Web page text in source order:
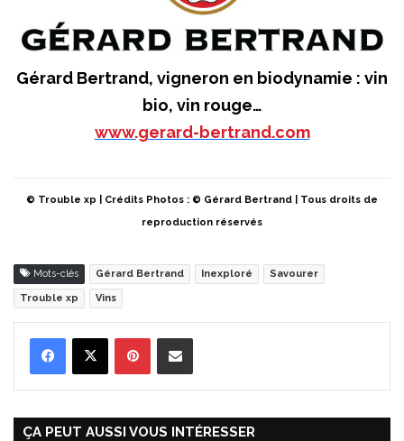
Gérard Bertrand, vigneron en biodynamie : vin
bio, vin rouge…
www.gerard-bertrand.com
© Trouble xp | Crédits Photos : © Gérard Bertrand | Tous droits de
reproduction réservés
Mots-clés Gérard Bertrand Inexploré Savourer
Trouble xp Vins
ÇA PEUT AUSSI VOUS INTÉRESSER